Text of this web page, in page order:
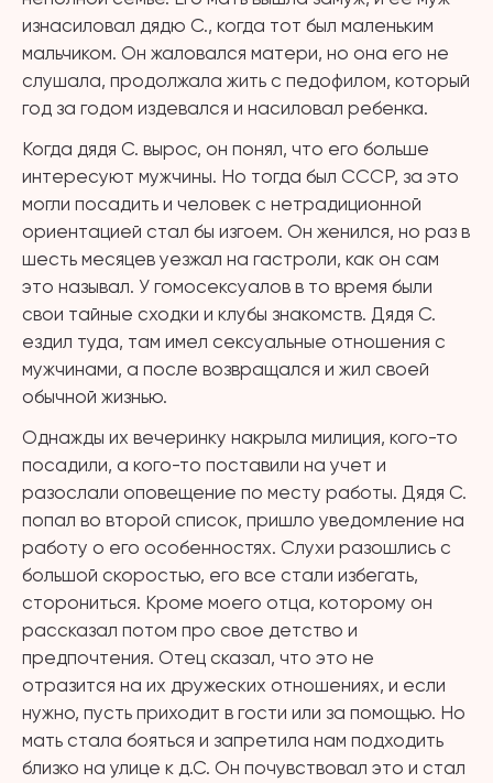
изнасиловал дядю С., когда тот был маленьким
мальчиком. Он жаловался матери, но она его не
слушала, продолжала жить с педофилом, который
год за годом издевался и насиловал ребенка.
Когда дядя С. вырос, он понял, что его больше
интересуют мужчины. Но тогда был СССР, за это
могли посадить и человек с нетрадиционной
ориентацией стал бы изгоем. Он женился, но раз в
шесть месяцев уезжал на гастроли, как он сам
это называл. У гомосексуалов в то время были
свои тайные сходки и клубы знакомств. Дядя С.
ездил туда, там имел сексуальные отношения с
мужчинами, а после возвращался и жил своей
обычной жизнью.
Однажды их вечеринку накрыла милиция, кого-то
посадили, а кого-то поставили на учет и
разослали оповещение по месту работы. Дядя С.
попал во второй список, пришло уведомление на
работу о его особенностях. Слухи разошлись с
большой скоростью, его все стали избегать,
сторониться. Кроме моего отца, которому он
рассказал потом про свое детство и
предпочтения. Отец сказал, что это не
отразится на их дружеских отношениях, и если
нужно, пусть приходит в гости или за помощью. Но
мать стала бояться и запретила нам подходить
близко на улице к д.С. Он почувствовал это и стал